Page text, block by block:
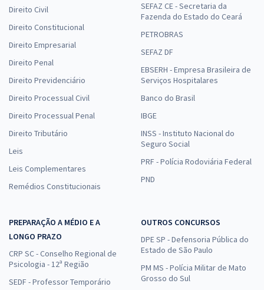
Direito Civil
Direito Constitucional
Direito Empresarial
Direito Penal
Direito Previdenciário
Direito Processual Civil
Direito Processual Penal
Direito Tributário
Leis
Leis Complementares
Remédios Constitucionais
SEFAZ CE - Secretaria da
Fazenda do Estado do Ceará
PETROBRAS
SEFAZ DF
EBSERH - Empresa Brasileira de
Serviços Hospitalares
Banco do Brasil
IBGE
INSS - Instituto Nacional do
Seguro Social
PRF - Polícia Rodoviária Federal
PND
PREPARAÇÃO A MÉDIO E A
LONGO PRAZO
CRP SC - Conselho Regional de
Psicologia - 12ª Região
SEDF - Professor Temporário
OUTROS CONCURSOS
DPE SP - Defensoria Pública do
Estado de São Paulo
PM MS - Polícia Militar de Mato
Grosso do Sul